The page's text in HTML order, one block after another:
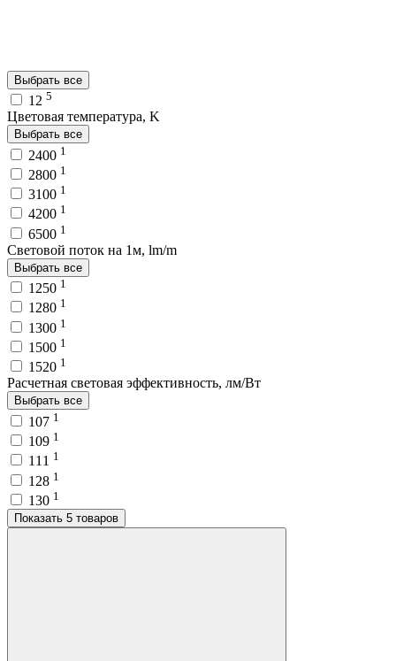
Выбрать все
12 5
Цветовая температура, K
Выбрать все
2400 1
2800 1
3100 1
4200 1
6500 1
Световой поток на 1м, lm/m
Выбрать все
1250 1
1280 1
1300 1
1500 1
1520 1
Расчетная световая эффективность, лм/Вт
Выбрать все
107 1
109 1
111 1
128 1
130 1
Показать 5 товаров